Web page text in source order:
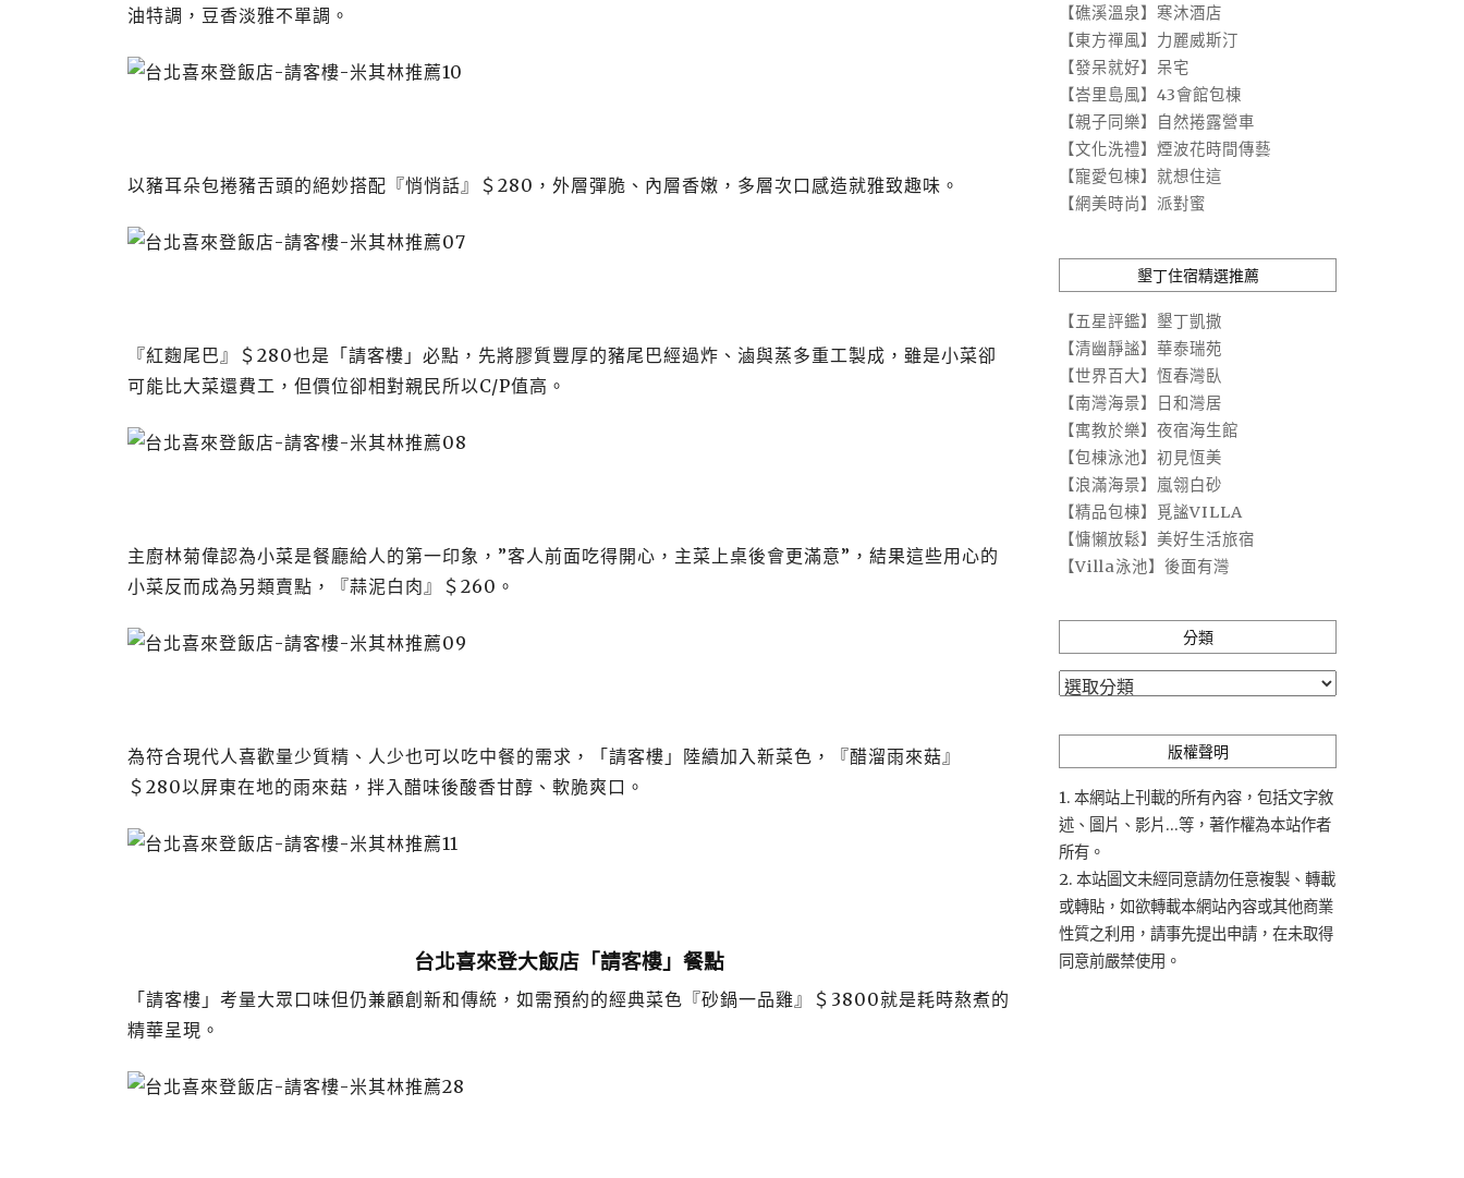
油特調，豆香淡雅不單調。
以豬耳朵包捲豬舌頭的絕妙搭配『悄悄話』＄280，外層彈脆、內層香嫩，多層次口感造就雅致趣味。
『紅麴尾巴』＄280也是「請客樓」必點，先將膠質豐厚的豬尾巴經過炸、滷與蒸多重工製成，雖是小菜卻
可能比大菜還費工，但價位卻相對親民所以C/P值高。
主廚林菊偉認為小菜是餐廳給人的第一印象，”客人前面吃得開心，主菜上桌後會更滿意”，結果這些用心的
小菜反而成為另類賣點，『蒜泥白肉』＄260。
為符合現代人喜歡量少質精、人少也可以吃中餐的需求，「請客樓」陸續加入新菜色，『醋溜雨來菇』
＄280以屏東在地的雨來菇，拌入醋味後酸香甘醇、軟脆爽口。
台北喜來登大飯店「請客樓」餐點
「請客樓」考量大眾口味但仍兼顧創新和傳統，如需預約的經典菜色『砂鍋一品雞』＄3800就是耗時熬煮的
精華呈現。
【礁溪溫泉】寒沐酒店
【東方禪風】力麗威斯汀
【發呆就好】呆宅
【峇里島風】43會館包棟
【親子同樂】自然捲露營車
【文化洗禮】煙波花時間傳藝
【寵愛包棟】就想住這
【網美時尚】派對蜜
墾丁住宿精選推薦
【五星評鑑】墾丁凱撒
【清幽靜謐】華泰瑞苑
【世界百大】恆春灣臥
【南灣海景】日和灣居
【寓教於樂】夜宿海生館
【包棟泳池】初見恆美
【浪滿海景】嵐翎白砂
【精品包棟】覓謐VILLA
【慵懶放鬆】美好生活旅宿
【Villa泳池】後面有灣
分類
分
版權聲明
1. 本網站上刊載的所有內容，包括文字敘
述、圖片、影片...等，著作權為本站作者
所有。
2. 本站圖文未經同意請勿任意複製、轉載
或轉貼，如欲轉載本網站內容或其他商業
性質之利用，請事先提出申請，在未取得
同意前嚴禁使用。